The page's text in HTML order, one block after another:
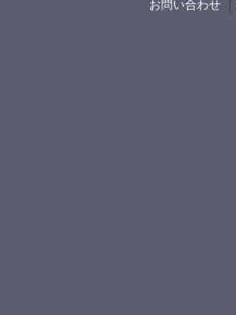
お問い合わせ